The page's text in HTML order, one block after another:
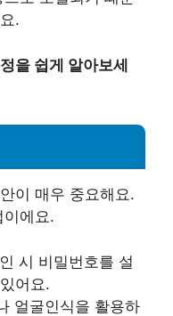
.
을 쉽게 알아보세
이 매우 중요해요.
에요.
시 비밀번호를 설
어요.
얼굴인식을 활용하